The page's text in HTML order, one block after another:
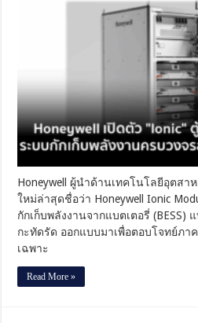
เปิด
ระบบ
กัก
เก็บ
พลังงาน
ครบ
วงจร
สำหรับ
โรงงาน
ธุรกิจ
Honeywell ผู้นำด้านเทคโนโลยีอุตส
ใหม่ล่าสุดชื่อว่า Honeywell Ionic
กักเก็บพลังงานจากแบตเตอรี่ (BESS)
กะทัดรัด ออกแบบมาเพื่อตอบโจทย์ภา
เฉพาะ
Read More »